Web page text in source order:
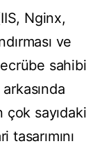
Nginx,
ve
sahibi
çok sayıdaki
tasarımını